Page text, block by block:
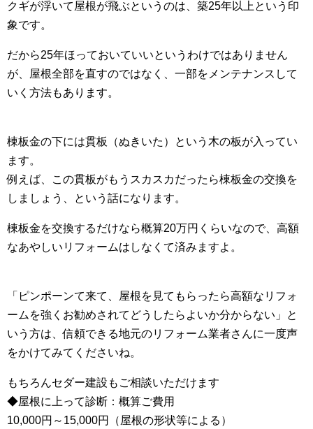
クギが浮いて屋根が飛ぶというのは、築25年以上という印
象です。
だから25年ほっておいていいというわけではありません
が、屋根全部を直すのではなく、一部をメンテナンスして
いく方法もあります。
棟板金の下には貫板（ぬきいた）という木の板が入ってい
ます。
例えば、この貫板がもうスカスカだったら棟板金の交換を
しましょう、という話になります。
棟板金を交換するだけなら概算20万円くらいなので、高額
なあやしいリフォームはしなくて済みますよ。
「ピンポーンて来て、屋根を見てもらったら高額なリフォ
ームを強くお勧めされてどうしたらよいか分からない」と
いう方は、信頼できる地元のリフォーム業者さんに一度声
をかけてみてくださいね。
もちろんセダー建設もご相談いただけます
◆屋根に上って診断：概算ご費用
10,000円～15,000円（屋根の形状等による）